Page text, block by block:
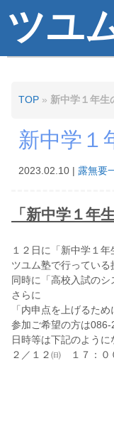
ツユ
TOP » 新中学１年生
新中学１
2023.02.10 露無要
「新中学１年
１２日に「新中学１年
ツユム塾で行っている
同時に「高校入試のシ
さらに
「内申点を上げるた
参加ご希望の方は086-
日時等は下記のよう
２／１２㈰ １７：０